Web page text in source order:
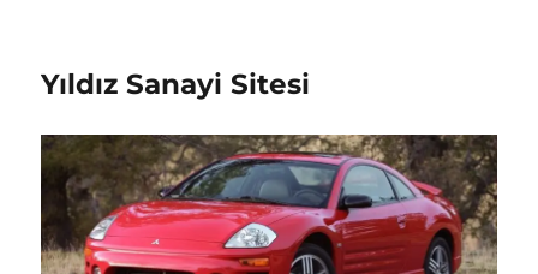
Yıldız Sanayi Sitesi